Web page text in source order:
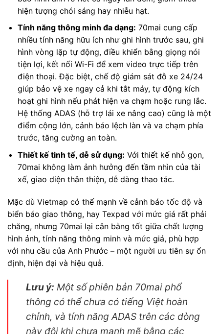
hiện tượng chói sáng hay nhiễu hạt.
Tính năng thông minh đa dạng: 70mai cung cấp
nhiều tính năng hữu ích như ghi hình trước sau, ghi
hình vòng lặp tự động, điều khiển bằng giọng nói
tiện lợi, kết nối Wi-Fi để xem video trực tiếp trên
điện thoại. Đặc biệt, chế độ giám sát đỗ xe 24/24
giúp bảo vệ xe ngay cả khi tắt máy, tự động kích
hoạt ghi hình nếu phát hiện va chạm hoặc rung lắc.
Hệ thống ADAS (hỗ trợ lái xe nâng cao) cũng là một
điểm cộng lớn, cảnh báo lệch làn và va chạm phía
trước, tăng cường an toàn.
Thiết kế tinh tế, dễ sử dụng: Với thiết kế nhỏ gọn,
70mai không làm ảnh hưởng đến tầm nhìn của tài
xế, giao diện thân thiện, dễ dàng thao tác.
Mặc dù Vietmap có thế mạnh về cảnh báo tốc độ và
biển báo giao thông, hay Texpad với mức giá rất phải
chăng, nhưng 70mai lại cân bằng tốt giữa chất lượng
hình ảnh, tính năng thông minh và mức giá, phù hợp
với nhu cầu của Anh Phước – một người ưu tiên sự ổn
định, hiện đại và hiệu quả.
Lưu ý: Một số phiên bản 70mai phổ
thông có thể chưa có tiếng Việt hoàn
chỉnh, và tính năng ADAS trên các dòng
này đôi khi chưa mạnh mẽ bằng các